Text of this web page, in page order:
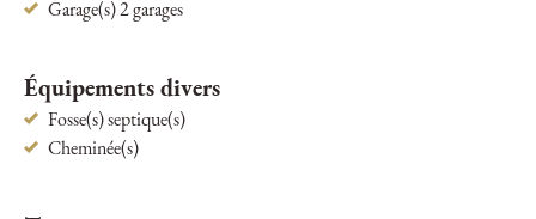
Garage(s) 2 garages
Équipements divers
Fosse(s) septique(s)
Cheminée(s)